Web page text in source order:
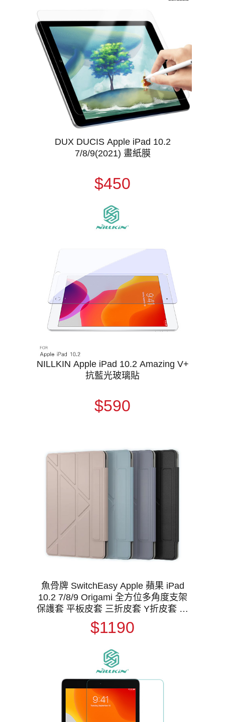
DUX DUCIS Apple iPad 10.2
7/8/9(2021) 畫紙膜
$450
NILLKIN Apple iPad 10.2 Amazing V+
抗藍光玻璃貼
$590
魚骨牌 SwitchEasy Apple 蘋果 iPad
10.2 7/8/9 Origami 全方位多角度支架
保護套 平板皮套 三折皮套 Y折皮套 翻
蓋皮套 側翻皮套 預留筆槽 支援休眠喚
醒
$1190